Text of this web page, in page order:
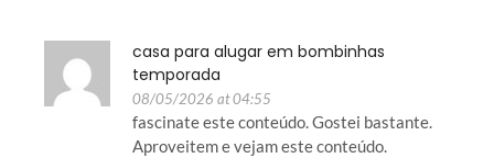
casa para alugar em bombinhas
temporada
08/05/2026 at 04:55
fascinate este conteúdo. Gostei bastante.
Aproveitem e vejam este conteúdo.